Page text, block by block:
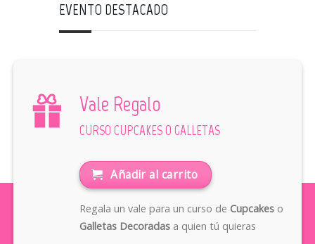
EVENTO DESTACADO
Vale Regalo
CURSO CUPCAKES O GALLETAS
Añadir al carrito
Regala un vale para un curso de Cupcakeso
Galletas Decoradasa quien tú quieras